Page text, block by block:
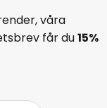
våra
får du15%